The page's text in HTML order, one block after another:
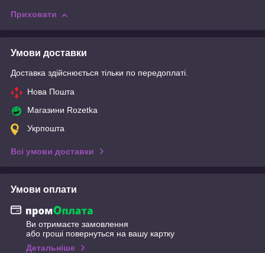
Приховати
Умови доставки
Доставка здійснюється тільки по передоплаті.
Нова Пошта
Магазини Rozetka
Укрпошта
Всі умови доставки
Умови оплати
Ви отримаєте замовлення
або гроші повернуться на вашу картку
Детальніше